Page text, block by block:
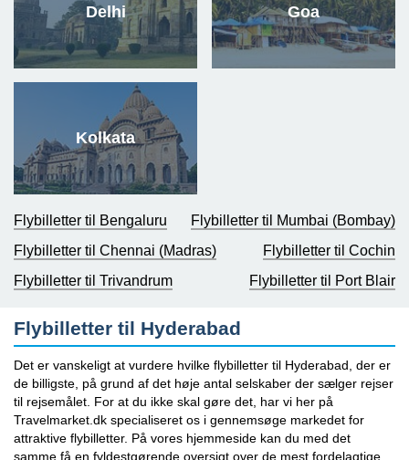
Delhi Goa
Kolkata
Flybilletter til Bengaluru
Flybilletter til Mumbai (Bombay)
Flybilletter til Chennai (Madras)
Flybilletter til Cochin
Flybilletter til Trivandrum
Flybilletter til Port Blair
Flybilletter til Hyderabad
Det er vanskeligt at vurdere hvilke flybilletter til Hyderabad, der er
de billigste, på grund af det høje antal selskaber der sælger rejser
til rejsemålet. For at du ikke skal gøre det, har vi her på
Travelmarket.dk specialiseret os i gennemsøge markedet for
attraktive flybilletter. På vores hjemmeside kan du med det
samme få en fyldestgørende oversigt over de mest fordelagtige